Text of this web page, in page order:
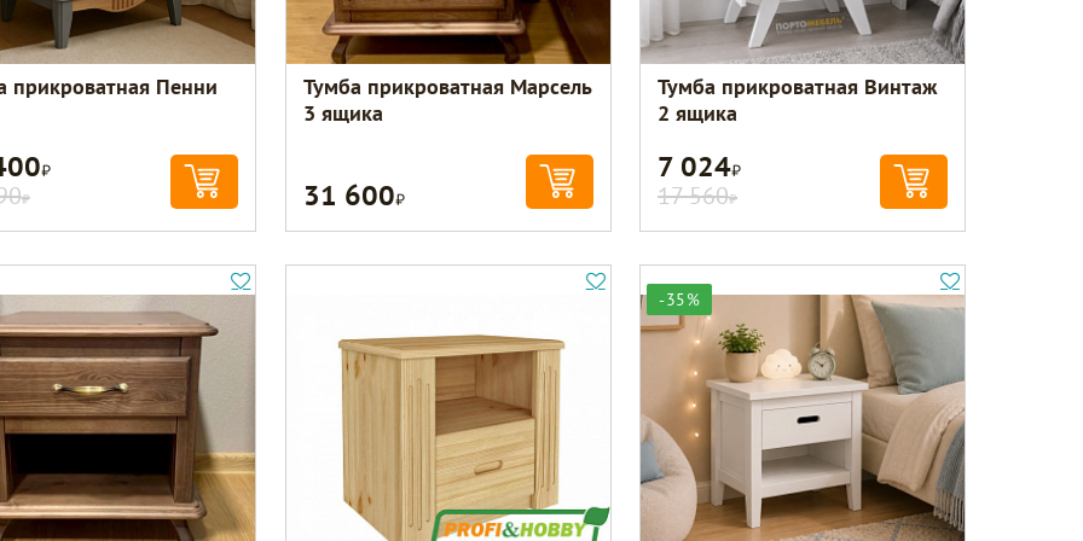
прикроватная Пенни
Р
Р
Тумба прикроватная Марсель
3 ящика
31 600Р
Тумба прикроватная Винтаж
2 ящика
7 024Р
17 560Р
-35%